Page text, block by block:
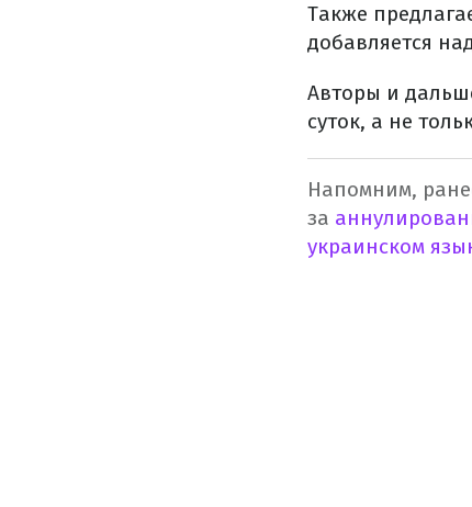
Также
добавляется
Авторы и
суток, а не
Напомним,
за
украинском